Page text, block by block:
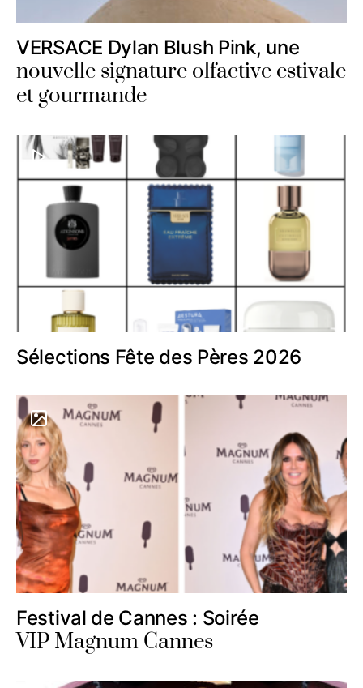
VERSACE Dylan Blush Pink, une
nouvelle signature olfactive estivale
et gourmande
Sélections Fête des Pères 2026
Festival de Cannes : Soirée
VIP Magnum Cannes